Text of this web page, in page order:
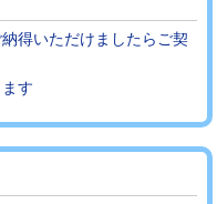
得いただけましたらご契
す